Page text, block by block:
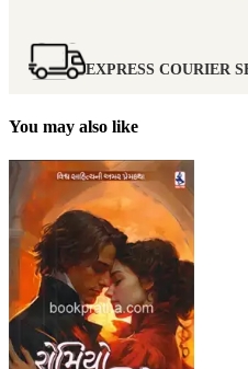
EXPRESS COURIER
You may also like